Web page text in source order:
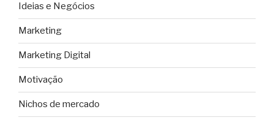
Ideias e Negócios
Marketing
Marketing Digital
Motivação
Nichos de mercado